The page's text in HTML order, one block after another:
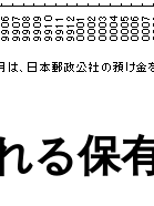
る保